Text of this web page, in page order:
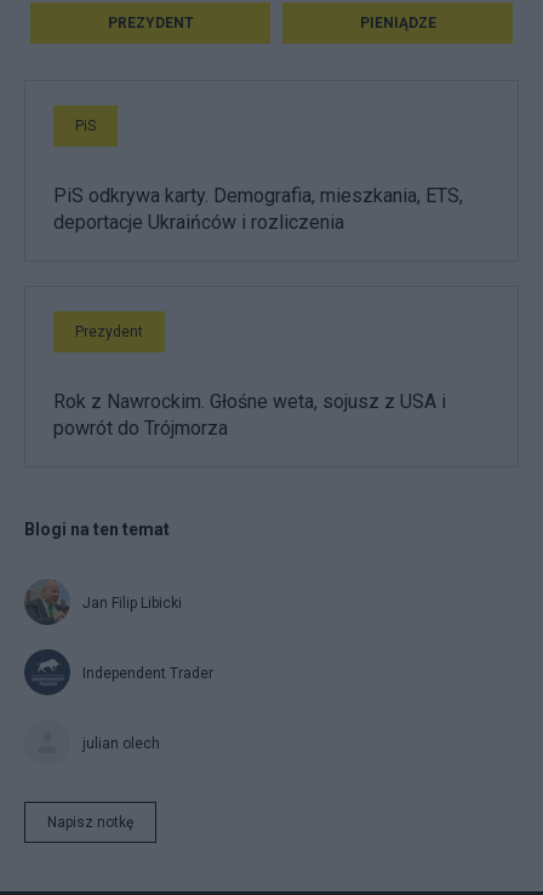
PREZYDENT PIENIĄDZE
PiS
PiS odkrywa karty. Demografia, mieszkania, ETS,
deportacje Ukraińców i rozliczenia
Prezydent
Rok z Nawrockim. Głośne weta, sojusz z USA i
powrót do Trójmorza
Blogi na ten temat
Jan Filip Libicki
Independent Trader
julian olech
Napisz notkę